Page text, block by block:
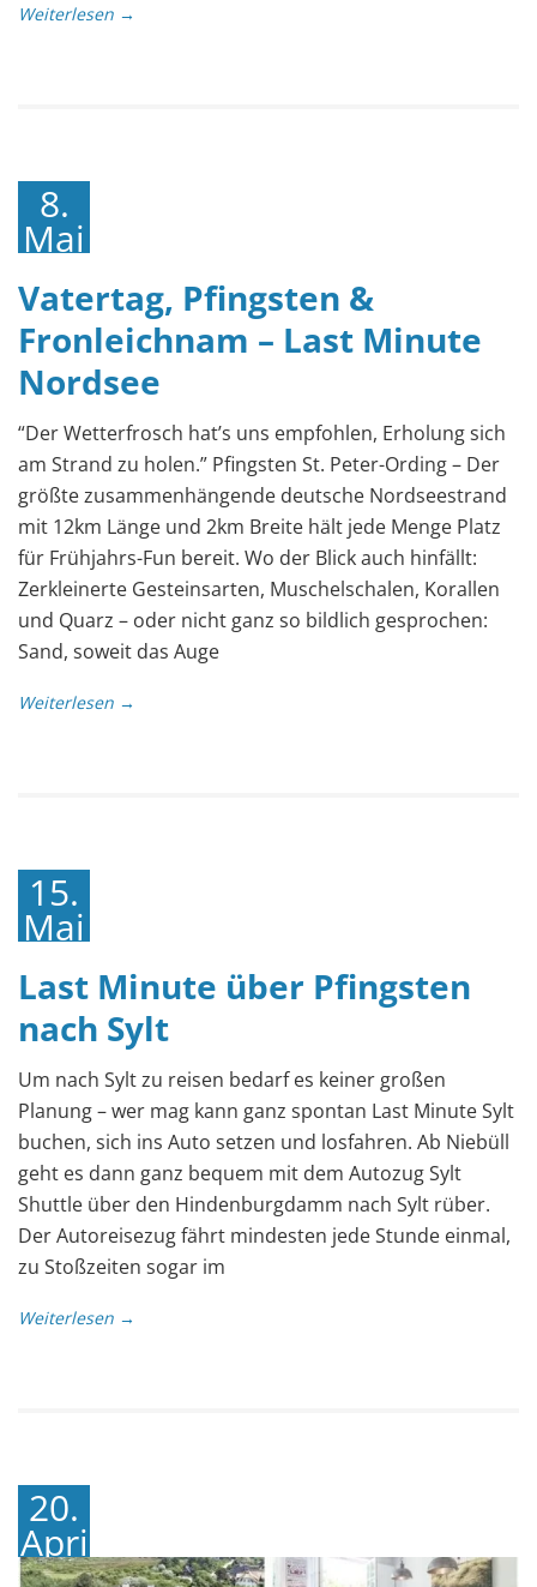
Weiterlesen →
8.
Mai
Vatertag, Pfingsten &
Fronleichnam – Last Minute
Nordsee
“Der Wetterfrosch hat’s uns empfohlen, Erholung sich
am Strand zu holen.” Pfingsten St. Peter-Ording – Der
größte zusammenhängende deutsche Nordseestrand
mit 12km Länge und 2km Breite hält jede Menge Platz
für Frühjahrs-Fun bereit. Wo der Blick auch hinfällt:
Zerkleinerte Gesteinsarten, Muschelschalen, Korallen
und Quarz – oder nicht ganz so bildlich gesprochen:
Sand, soweit das Auge
Weiterlesen →
15.
Mai
Last Minute über Pfingsten
nach Sylt
Um nach Sylt zu reisen bedarf es keiner großen
Planung – wer mag kann ganz spontan Last Minute Sylt
buchen, sich ins Auto setzen und losfahren. Ab Niebüll
geht es dann ganz bequem mit dem Autozug Sylt
Shuttle über den Hindenburgdamm nach Sylt rüber.
Der Autoreisezug fährt mindesten jede Stunde einmal,
zu Stoßzeiten sogar im
Weiterlesen →
20.
April
2018